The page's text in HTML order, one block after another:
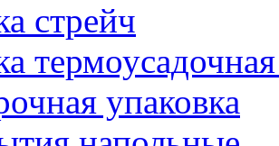
стрейч
упаковка